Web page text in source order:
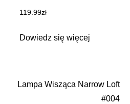
119.99zł
Dowiedz się więcej
Lampa Wisząca Narrow Loft
#004